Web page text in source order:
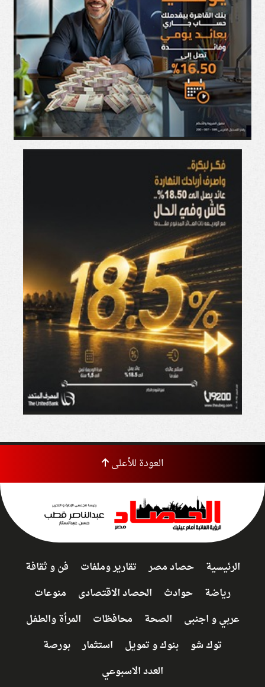
العودة للأعلى
الرئيسية حصاد مصر تقارير وملفات
فن و ثقافة
رياضة
حوادث الحصاد الاقتصادى
منوعات
عربي و اجنبى
الصحة محافظات
المرأة والطفل
توك شو
بنوك و تمويل استثمار
بورصة
العدد الاسبوعي